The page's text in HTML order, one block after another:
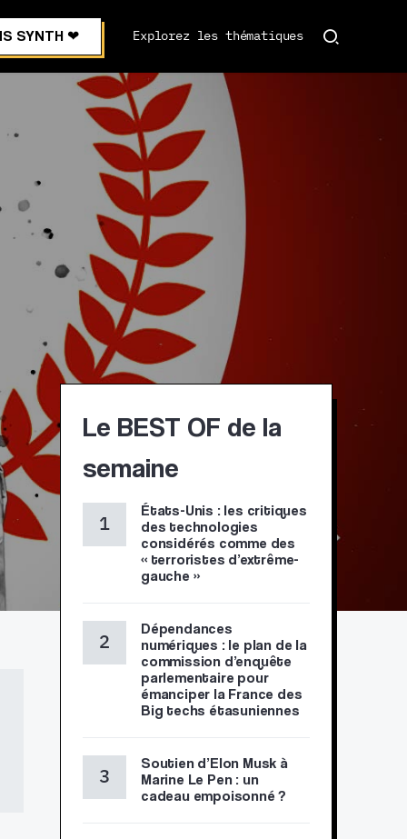
SYNTH ❤︎ Explorez les thématiques
Le BEST OF de la
semaine
États-Unis : les critiques
des technologies
considérés comme des
« terroristes d’extrême-
gauche »
Dépendances
numériques : le plan de la
commission d’enquête
parlementaire pour
émanciper la France des
Big techs étasuniennes
Soutien d’Elon Musk à
Marine Le Pen : un
cadeau empoisonné ?